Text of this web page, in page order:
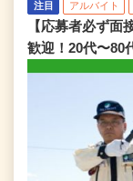
注目 アルバイト
【応募者必ず
歓迎！20代〜80